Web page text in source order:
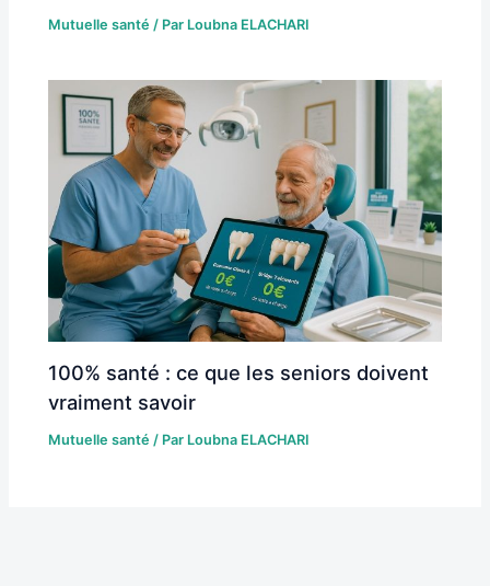
Mutuelle santé / Par Loubna ELACHARI
100% santé : ce que les seniors doivent
vraiment savoir
Mutuelle santé / Par Loubna ELACHARI